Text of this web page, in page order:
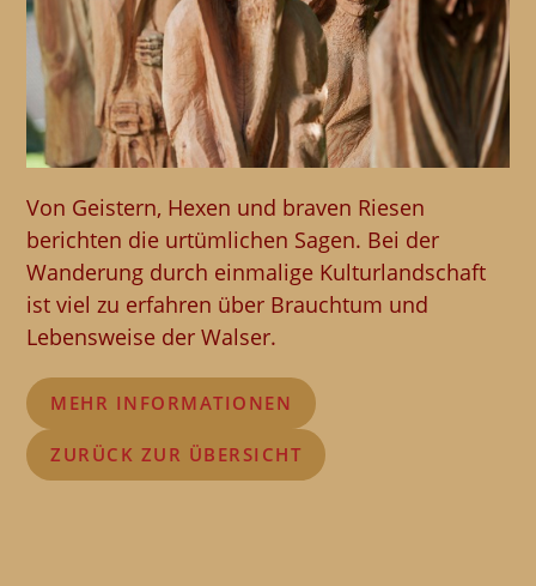
Von Geistern, Hexen und braven Riesen
berichten die urtümlichen Sagen. Bei der
Wanderung durch einmalige Kulturlandschaft
ist viel zu erfahren über Brauchtum und
Lebensweise der Walser.
MEHR INFORMATIONEN
ZURÜCK ZUR ÜBERSICHT